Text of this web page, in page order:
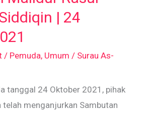
| 24
/ Pemuda, Umum / Surau As-
tanggal 24 Oktober 2021, pihak
telah menganjurkan Sambutan